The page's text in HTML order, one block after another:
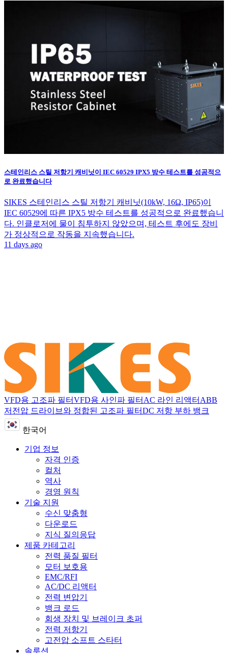
스테인리스 스틸 저항기 캐비닛이 IEC 60529 IPX5 방수 테스트를 성공적으
로 완료했습니다
SIKES 스테인리스 스틸 저항기 캐비닛(10kW, 16Ω, IP65)이
IEC 60529에 따른 IPX5 방수 테스트를 성공적으로 완료했습니
다. 인클로저에 물이 침투하지 않았으며, 테스트 후에도 장비
가 정상적으로 작동을 지속했습니다.
11 days ago
VFD용 고조파 필터VFD용 사인파 필터AC 라인 리액터ABB
저전압 드라이브와 정합된 고조파 필터DC 저항 부하 뱅크
한국어
기업 정보
자격 인증
컬처
역사
경영 원칙
기술 지원
수신 맞춤형
다운로드
지식 질의응답
제품 카테고리
전력 품질 필터
모터 보호용
EMC/RFI
AC/DC 리액터
전력 변압기
뱅크 로드
회생 장치 및 브레이크 초퍼
전력 저항기
고전압 소프트 스타터
솔루션